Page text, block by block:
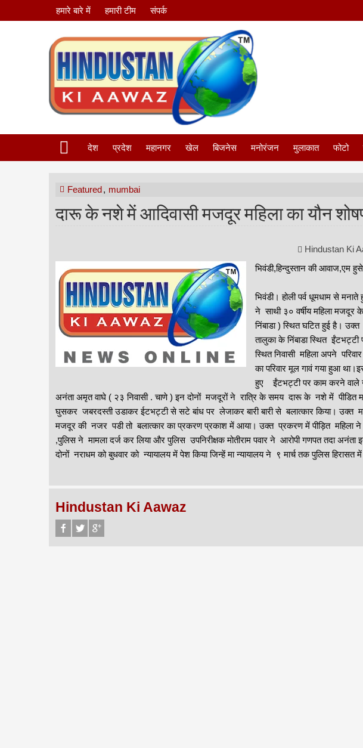
हमारे बारे में हमारी टीम संपर्क
देश प्रदेश महानगर खेल बिजनेस मनोरंजन मुलाकात फोटो
Featured, mumbai
दारू के नशे में आदिवासी मजदूर महिला का यौन
Hindustan Ki
भिवंडी,हिन्दुस्तान की आवाज,एम
भिवंडी। होली पर्व धूमधाम से
ने साथी ३० वर्षीय महिला मजदूर
निंबाडा ) स्थित घटित हुई है।
तालुका के निंबाडा स्थित
स्थित निवासी महिला अपने
का परिवार मूल गावं गया हुआ
हुए ईंटभट्टी पर काम करने वाले
अनंता अमृत वाघे ( २३ निवासी . चाणे ) इन दोनों मजदूरों ने रात्रि के समय दारू के नशे में पीडित
घुसकर जबरदस्ती उडाकर ईटभट्टी से सटे बांध पर लेजाकर बारी बारी से बलात्कार किया। उक्त
मजदूर की नजर पडी तो बलात्कार का प्रकरण प्रकाश में आया। उक्त प्रकरण में पीड़ित महिला ने
,पुलिस ने मामला दर्ज कर लिया और पुलिस उपनिरीक्षक मोतीराम पवार ने आरोपी गणपत तदा अनंता
दोनों नराधम को बुधवार को न्यायालय में पेश किया जिन्हें मा न्यायालय ने ९ मार्च तक पुलिस
Hindustan Ki Aawaz